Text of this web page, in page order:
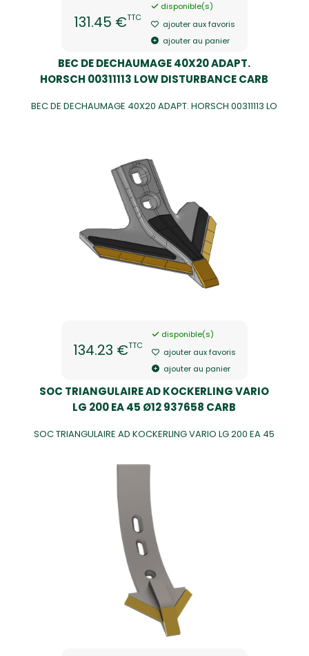
131.45 €TTC
disponible(s)
ajouter aux favoris
ajouter au panier
BEC DE DECHAUMAGE 40X20 ADAPT.
HORSCH 00311113 LOW DISTURBANCE CARB
BEC DE DECHAUMAGE 40X20 ADAPT. HORSCH 00311113 LO
134.23 €TTC
disponible(s)
ajouter aux favoris
ajouter au panier
SOC TRIANGULAIRE AD KOCKERLING VARIO
LG 200 EA 45 Ø12 937658 CARB
SOC TRIANGULAIRE AD KOCKERLING VARIO LG 200 EA 45